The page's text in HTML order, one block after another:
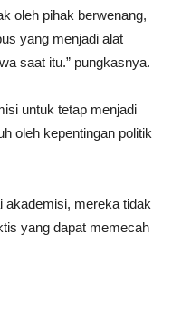
oleh pihak berwenang,
yang menjadi alat
saat itu.” pungkasnya.
untuk tetap menjadi
oleh kepentingan politik
akademisi, mereka tidak
yang dapat memecah